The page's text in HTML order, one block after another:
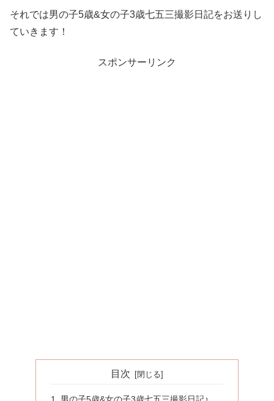
それでは男の子5歳&女の子3歳七五三撮影日記をお送りし
ていきます！
スポンサーリンク
目次